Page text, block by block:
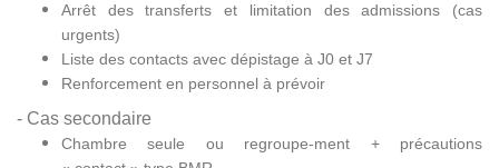
Arrêt des transferts et limitation des admissions (cas
urgents)
Liste des contacts avec dépistage à J0 et J7
Renforcement en personnel à prévoir
- Cas secondaire
Chambre seule ou regroupe-ment + précautions